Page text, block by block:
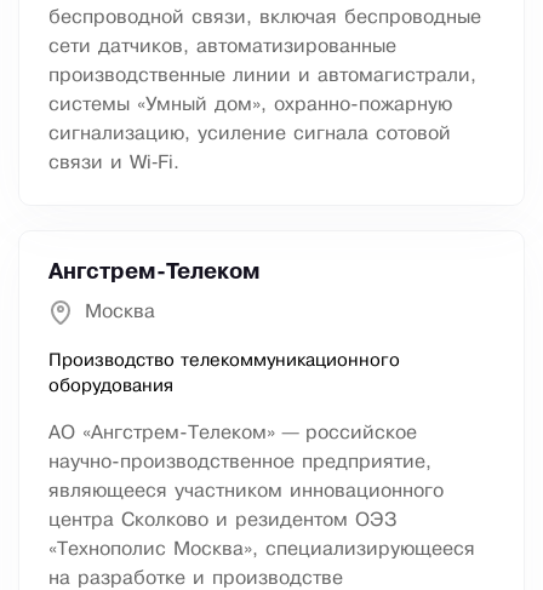
беспроводной связи, включая беспроводные
сети датчиков, автоматизированные
производственные линии и автомагистрали,
системы «Умный дом», охранно-пожарную
сигнализацию, усиление сигнала сотовой
связи и Wi‑Fi.
Ангстрем-Телеком
Москва
Производство телекоммуникационного
оборудования
АО «Ангстрем-Телеком» — российское
научно-производственное предприятие,
являющееся участником инновационного
центра Сколково и резидентом ОЭЗ
«Технополис Москва», специализирующееся
на разработке и производстве